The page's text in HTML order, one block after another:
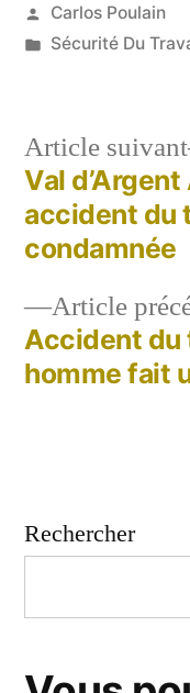
Publié
par
Carlos Poulain
Publié
Sécurité Du
de
l’article
Article
Accident du
homme fait
Article suivant
Val
accident du
condamnée
Rechercher